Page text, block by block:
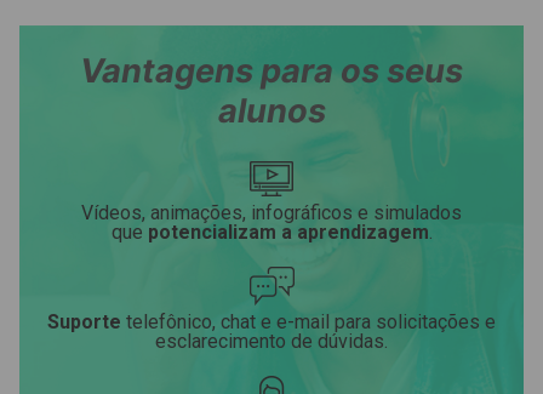
Vantagens para os seus
alunos
Vídeos, animações, infográficos e simulados
que potencializam a aprendizagem
Suporte telefônico, chat e e-mail para solicitações e
esclarecimento de dúvidas.